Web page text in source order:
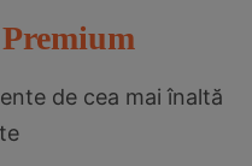
Premium
de cea mai înaltă